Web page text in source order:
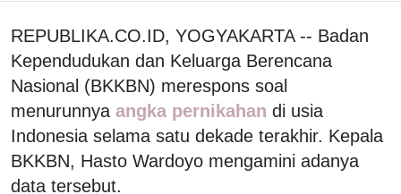
REPUBLIKA.CO.ID, YOGYAKARTA -- Badan
Kependudukan dan Keluarga Berencana
Nasional (BKKBN) merespons soal
menurunnya angka pernikahan di usia
Indonesia selama satu dekade terakhir. Kepala
BKKBN, Hasto Wardoyo mengamini adanya
data tersebut.